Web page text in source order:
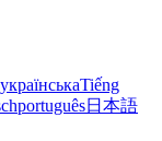
українськаTiếng
português日本語